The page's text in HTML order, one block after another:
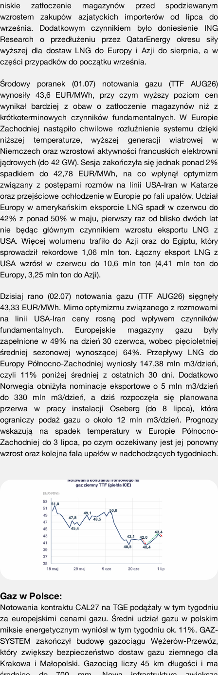
niskie zatłoczenie magazynów przed spodziewanym
wzrostem zakupów azjatyckich importerów od lipca do
września. Dodatkowym czynnikiem było doniesienie ING
Research o przedłużeniu przez QatarEnergy okresu siły
wyższej dla dostaw LNG do Europy i Azji do sierpnia, a w
części przypadków do początku września.
Środowy poranek (01.07) notowania gazu (TTF AUG26)
wynosiły 43,6 EUR/MWh, przy czym wyższy poziom cen
wynikał bardziej z obaw o zatłoczenie magazynów niż z
krótkoterminowych czynników fundamentalnych. W Europie
Zachodniej nastąpiło chwilowe rozluźnienie systemu dzięki
niższej temperaturze, wyższej generacji wiatrowej w
Niemczech oraz wzrostowi aktywności francuskich elektrowni
jądrowych (do 42 GW). Sesja zakończyła się jednak ponad 2%
spadkiem do 42,78 EUR/MWh, na co wpłynął optymizm
związany z postępami rozmów na linii USA-Iran w Katarze
oraz przejściowe ochłodzenie w Europie po fali upałów. Udział
Europy w amerykańskim eksporcie LNG spadł w czerwcu do
42% z ponad 50% w maju, pierwszy raz od blisko dwóch lat
nie będąc głównym czynnikiem wzrostu eksportu LNG z
USA. Więcej wolumenu trafiło do Azji oraz do Egiptu, który
sprowadził rekordowe 1,06 mln ton. Łączny eksport LNG z
USA wzrósł w czerwcu do 10,6 mln ton (4,41 mln ton do
Europy, 3,25 mln ton do Azji).
Dzisiaj rano (02.07) notowania gazu (TTF AUG26) sięgnęły
43,33 EUR/MWh. Mimo optymizmu związanego z rozmowami
na linii USA-Iran ceny rosną pod wpływem czynników
fundamentalnych. Europejskie magazyny gazu były
zapełnione w 49% na dzień 30 czerwca, wobec pięcioletniej
średniej sezonowej wynoszącej 64%. Przepływy LNG do
Europy Północno-Zachodniej wyniosły 147,38 mln m3/dzień,
czyli 11% poniżej średniej z ostatnich 30 dni. Dodatkowo
Norwegia obniżyła nominacje eksportowe o 5 mln m3/dzień
do 330 mln m3/dzień, a dziś rozpoczęła się planowana
przerwa w pracy instalacji Oseberg (do 8 lipca), która
ograniczy podaż gazu o około 12 mln m3/dzień. Prognozy
wskazują na spadek temperatury w Europie Północno-
Zachodniej do 3 lipca, po czym oczekiwany jest jej ponowny
wzrost oraz kolejna fala upałów w nadchodzących tygodniach.
Gaz w Polsce:
Notowania kontraktu CAL27 na TGE podążały w tym tygodniu
za europejskimi cenami gazu. Średni udział gazu w polskim
miksie energetycznym wyniósł w tym tygodniu ok. 11%. GAZ-
SYSTEM zakończył budowę gazociągu Wężerów-Przewóz,
który zwiększy bezpieczeństwo dostaw gazu ziemnego dla
Krakowa i Małopolski. Gazociąg liczy 45 km długości i ma